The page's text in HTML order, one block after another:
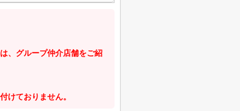
、グループ仲介店舗をご紹
けておりません。